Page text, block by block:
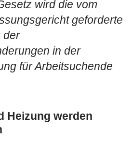
wird die vom
geforderte
der
in der
für Arbeitsuchende
Heizung werden